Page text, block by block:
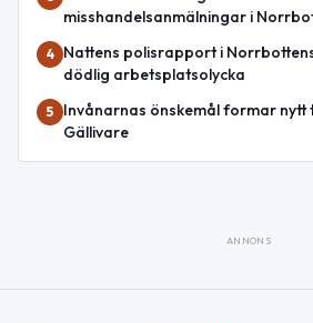
misshandelsanmälningar i
4
Nattens polisrapport i
dödlig arbetsplatsolycka
5
Invånarnas önskemål formar nytt
Gällivare
ANNONS